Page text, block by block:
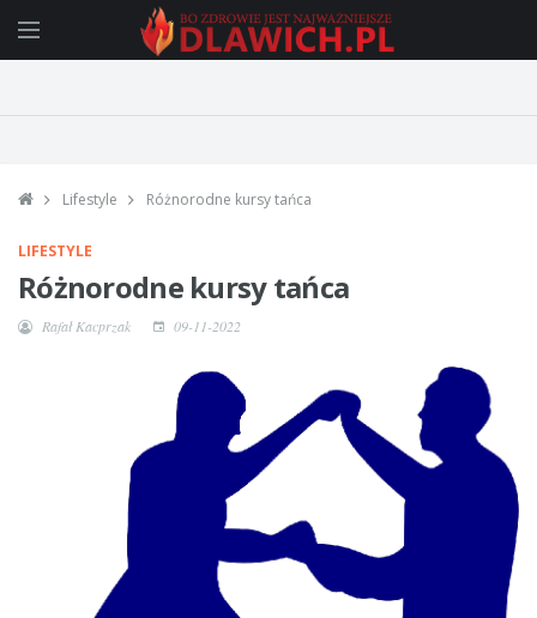
Lifestyle Różnorodne kursy tańca
LIFESTYLE
Różnorodne kursy tańca
Rafał Kacprzak 09-11-2022